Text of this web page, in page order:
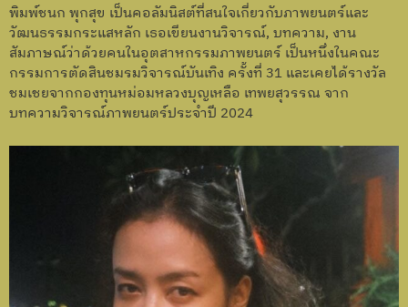
พิมพ์ชนก พุกสุข เป็นคอลัมนิสต์ที่สนใจเกี่ยวกับภาพยนตร์และ
วัฒนธรรมกระแสหลัก เธอเขียนงานวิจารณ์, บทความ, งาน
สัมภาษณ์ว่าด้วยคนในอุตสาหกรรมภาพยนตร์ เป็นหนึ่งในคณะ
กรรมการตัดสินชมรมวิจารณ์บันเทิง ครั้งที่ 31 และเคยได้รางวัล
ชมเชยจากกองทุนหม่อมหลวงบุญเหลือ เทพยสุวรรณ จาก
บทความวิจารณ์ภาพยนตร์ประจำปี 2024